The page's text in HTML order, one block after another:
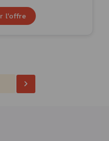
l'offre